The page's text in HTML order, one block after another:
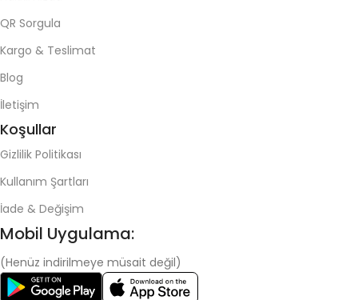
QR Sorgula
Kargo & Teslimat
Blog
İletişim
Koşullar
Gizlilik Politikası
Kullanım Şartları
İade & Değişim
Mobil Uygulama:
(Henüz indirilmeye müsait değil)